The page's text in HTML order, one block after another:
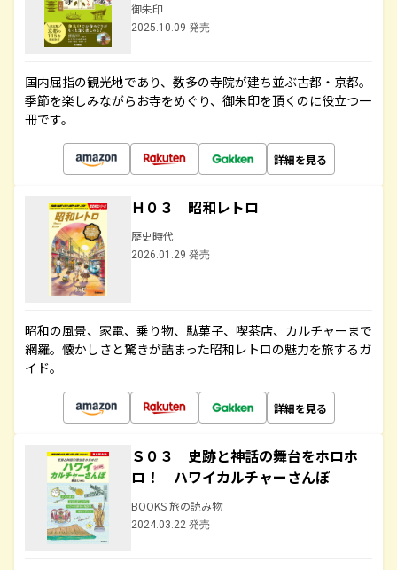
御朱印
2025.10.09 発売
国内屈指の観光地であり、数多の寺院が建ち並ぶ古都・京都。
季節を楽しみながらお寺をめぐり、御朱印を頂くのに役立つ一
冊です。
詳細を見る
Ｈ０３ 昭和レトロ
歴史時代
2026.01.29 発売
昭和の風景、家電、乗り物、駄菓子、喫茶店、カルチャーまで
網羅。懐かしさと驚きが詰まった昭和レトロの魅力を旅するガ
イド。
詳細を見る
Ｓ０３ 史跡と神話の舞台をホロホ
ロ！ ハワイカルチャーさんぽ
BOOKS 旅の読み物
2024.03.22 発売